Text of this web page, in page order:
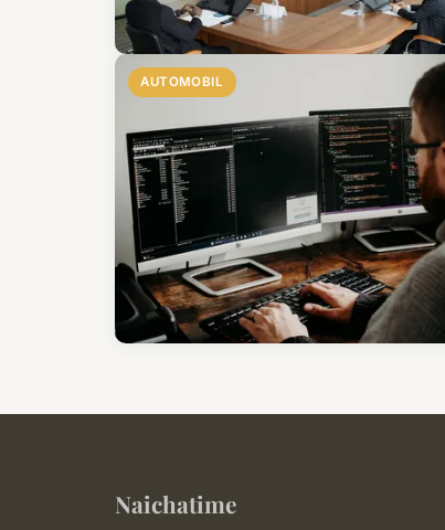
AUTOMOBIL
Naichatime